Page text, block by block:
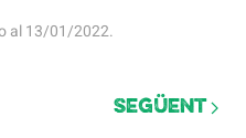
al13/01/2022.
Següent